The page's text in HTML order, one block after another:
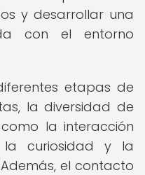
y desarrollar una
con el entorno
etapas de
la diversidad de
la interacción
curiosidad y la
el contacto